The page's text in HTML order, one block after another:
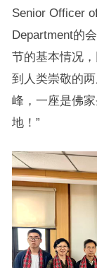
Senior Officer
Department的
节的基本情况
到人类崇敬的
峰，一座是佛
地！”